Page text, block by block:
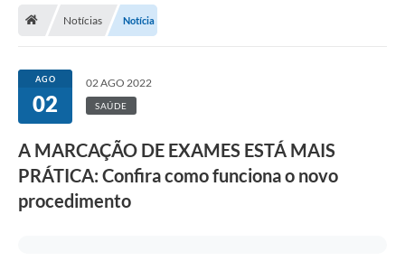
Notícias Notícia
AGO
02
02 AGO 2022
SAÚDE
A MARCAÇÃO DE EXAMES ESTÁ MAIS
PRÁTICA: Confira como funciona o novo
procedimento